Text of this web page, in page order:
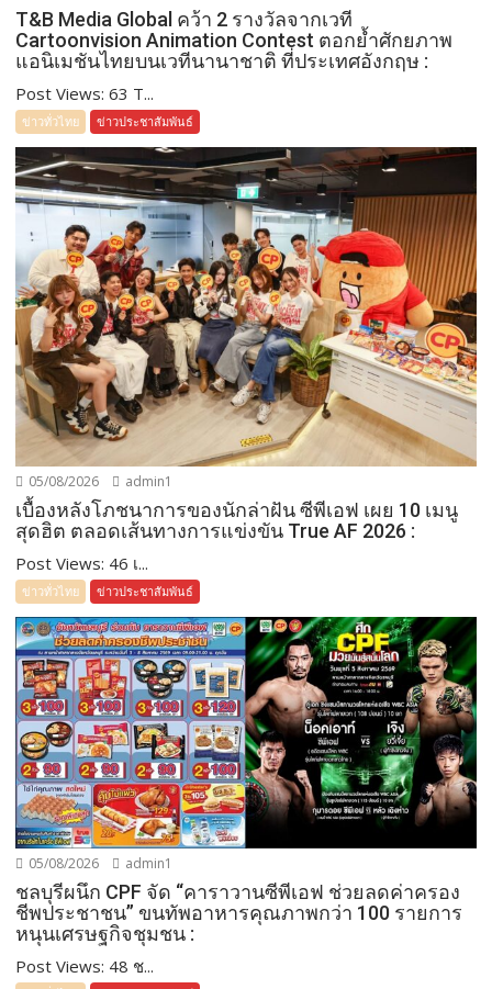
T&B Media Global คว้า 2 รางวัลจากเวที
Cartoonvision Animation Contest ตอกย้ำศักยภาพ
แอนิเมชันไทยบนเวทีนานาชาติ ที่ประเทศอังกฤษ :
Post Views: 63 T...
ข่าวทั่วไทย ข่าวประชาสัมพันธ์
05/08/2026 admin1
เบื้องหลังโภชนาการของนักล่าฝัน ซีพีเอฟ เผย 10 เมนู
สุดฮิต ตลอดเส้นทางการแข่งขัน True AF 2026 :
Post Views: 46 เ...
ข่าวทั่วไทย ข่าวประชาสัมพันธ์
05/08/2026 admin1
ชลบุรีผนึก CPF จัด “คาราวานซีพีเอฟ ช่วยลดค่าครอง
ชีพประชาชน” ขนทัพอาหารคุณภาพกว่า 100 รายการ
หนุนเศรษฐกิจชุมชน :
Post Views: 48 ช...